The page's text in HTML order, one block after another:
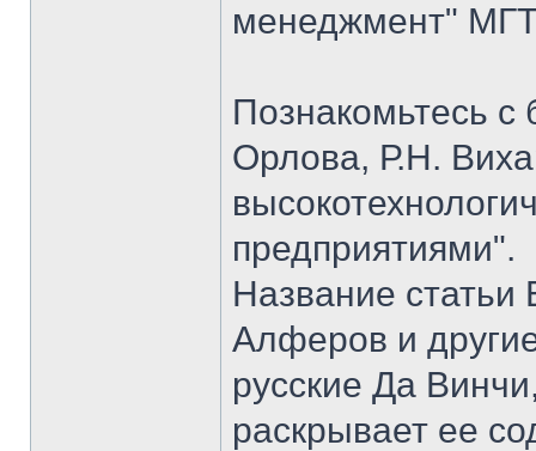
менеджмент"
Познакомьтесь с
Орлова, Р.Н.
предприятиями".
Название статьи
Алферов и
русские Да
раскрывает ее